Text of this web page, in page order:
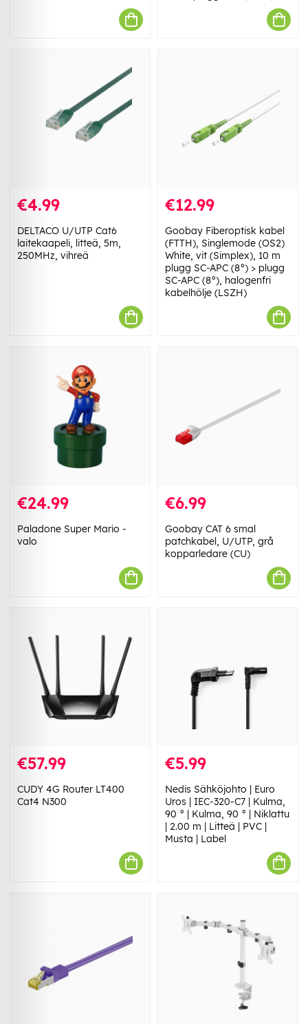
€4.99
DELTACO U/UTP Cat6
laitekaapeli, litteä, 5m,
250MHz, vihreä
€12.99
Goobay Fiberoptisk kabel
(FTTH), Singlemode (OS2)
White, vit (Simplex), 10 m
plugg SC-APC (8°) > plugg
SC-APC (8°), halogenfri
kabelhölje (LSZH)
€24.99
Paladone Super Mario -
valo
€6.99
Goobay CAT 6 smal
patchkabel, U/UTP, grå
kopparledare (CU)
€57.99
CUDY 4G Router LT400
Cat4 N300
€5.99
Nedis Sähköjohto | Euro
Uros | IEC-320-C7 | Kulma,
90 ° | Kulma, 90 ° | Niklattu
| 2.00 m | Litteä | PVC |
Musta | Label